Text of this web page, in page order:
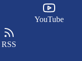
YouTube
RSS